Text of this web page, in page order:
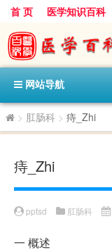
首 页 医学知识百科
心血管病科
呼吸科
内分泌科
口腔科
网站导航
> 肛肠科 > 痔_Zhi
痔_Zhi
pptsd 肛肠科
一 概述